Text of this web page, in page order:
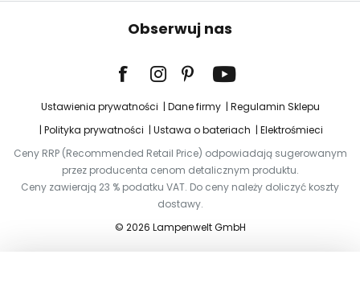
Obserwuj nas
Ustawienia prywatności Dane firmy
Regulamin Sklepu
Polityka prywatności
Ustawa o bateriach
Elektrośmieci
Ceny RRP (Recommended Retail Price) odpowiadają sugerowanym
przez producenta cenom detalicznym produktu.
Ceny zawierają 23 % podatku VAT. Do ceny należy doliczyć koszty
dostawy.
© 2026 Lampenwelt GmbH